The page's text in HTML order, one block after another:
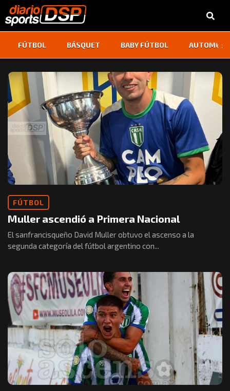
FÚTBOL BÁSQUET BABY FÚTBOL ‹ ›
FÚTBOL
Muller ascendió a Primera Nacional
El sanfrancisqueño David Muller obtuvo el ascenso a la
segunda categoría del fútbol argentino con...